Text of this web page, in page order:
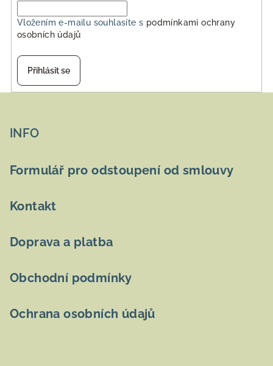
Vložením e-mailu souhlasíte s podmínkami ochrany
osobních údajů
Přihlásit se
INFO
Formulář pro odstoupení od smlouvy
Kontakt
Doprava a platba
Obchodní podmínky
Ochrana osobních údajů